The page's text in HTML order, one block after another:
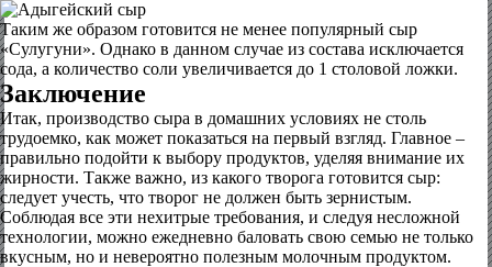
Таким же образом готовится не менее популярный сыр
«Сулугуни». Однако в данном случае из состава исключается
сода, а количество соли увеличивается до 1 столовой ложки.
Заключение
Итак, производство сыра в домашних условиях не столь
трудоемко, как может показаться на первый взгляд. Главное –
правильно подойти к выбору продуктов, уделяя внимание их
жирности. Также важно, из какого творога готовится сыр:
следует учесть, что творог не должен быть зернистым.
Соблюдая все эти нехитрые требования, и следуя несложной
технологии, можно ежедневно баловать свою семью не только
вкусным, но и невероятно полезным молочным продуктом.